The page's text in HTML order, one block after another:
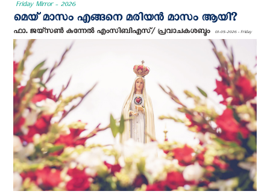
Friday Mirror - 2026
മെയ് മാസം എങ്ങനെ മരിയൻ മാസം ആയി?
ഫാ. ജയ്സൺ കുന്നേൽ എം‌സി‌ബി‌എസ്/ പ്രവാചകശബ്ദം 01-05-2026 - Friday